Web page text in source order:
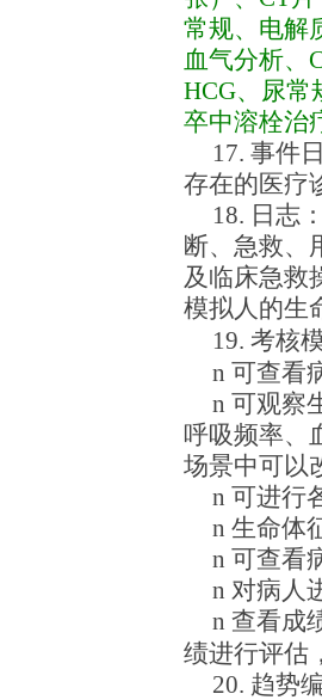
常规、电解
血气分析、
HCG、尿
卒中溶栓治
17. 事件
存在的医疗
18. 日志
断、急救、
及临床急救
模拟人的生
19. 考核
n 可查看
n 可观察
呼吸频率、
场景中可以
n 可进行
n 生命体
n 可查看
n 对病人
n 查看成
绩进行评估
20. 趋势